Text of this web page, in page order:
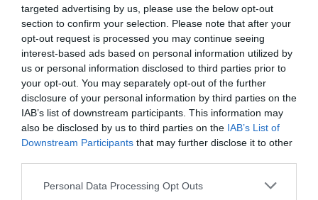
targeted advertising by us, please use the below opt-out
section to confirm your selection. Please note that after your
opt-out request is processed you may continue seeing
interest-based ads based on personal information utilized by
us or personal information disclosed to third parties prior to
your opt-out. You may separately opt-out of the further
disclosure of your personal information by third parties on the
IAB’s list of downstream participants. This information may
also be disclosed by us to third parties on the IAB’s List of
Downstream Participants that may further disclose it to other
Please note that this website/app uses one or more Google
Personal Data Processing Opt Outs
Conheça a programação de fim-de-semana dos hotéis
da colecção Savoy Signature
PRODUTOS E MARCAS
DHRT celebra dois anos com evento que junta música,
moda e criatividade no Funchal